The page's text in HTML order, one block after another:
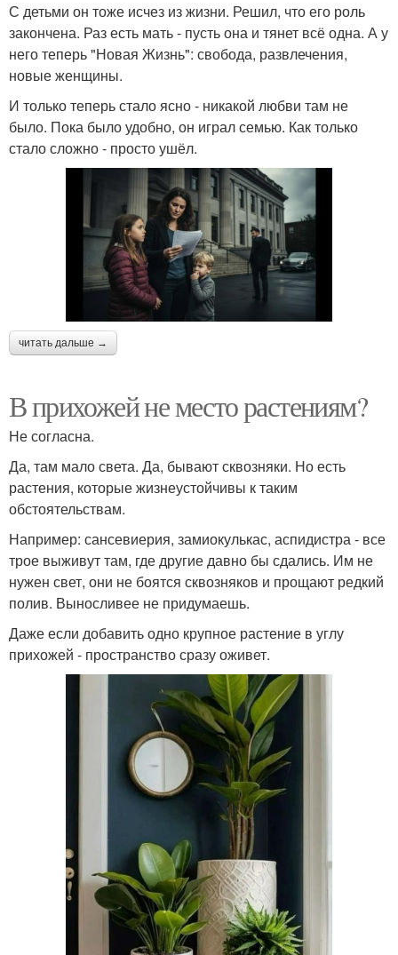
С детьми он тоже исчез из жизни. Решил, что его роль
закончена. Раз есть мать - пусть она и тянет всё одна. А у
него теперь "Новая Жизнь": свобода, развлечения,
новые женщины.
И только теперь стало ясно - никакой любви там не
было. Пока было удобно, он играл семью. Как только
стало сложно - просто ушёл.
читать дальше →
В прихожей не место растениям?
Не согласна.
Да, там мало света. Да, бывают сквозняки. Но есть
растения, которые жизнеустойчивы к таким
обстоятельствам.
Например: сансевиерия, замиокулькас, аспидистра - все
трое выживут там, где другие давно бы сдались. Им не
нужен свет, они не боятся сквозняков и прощают редкий
полив. Выносливее не придумаешь.
Даже если добавить одно крупное растение в углу
прихожей - пространство сразу оживет.